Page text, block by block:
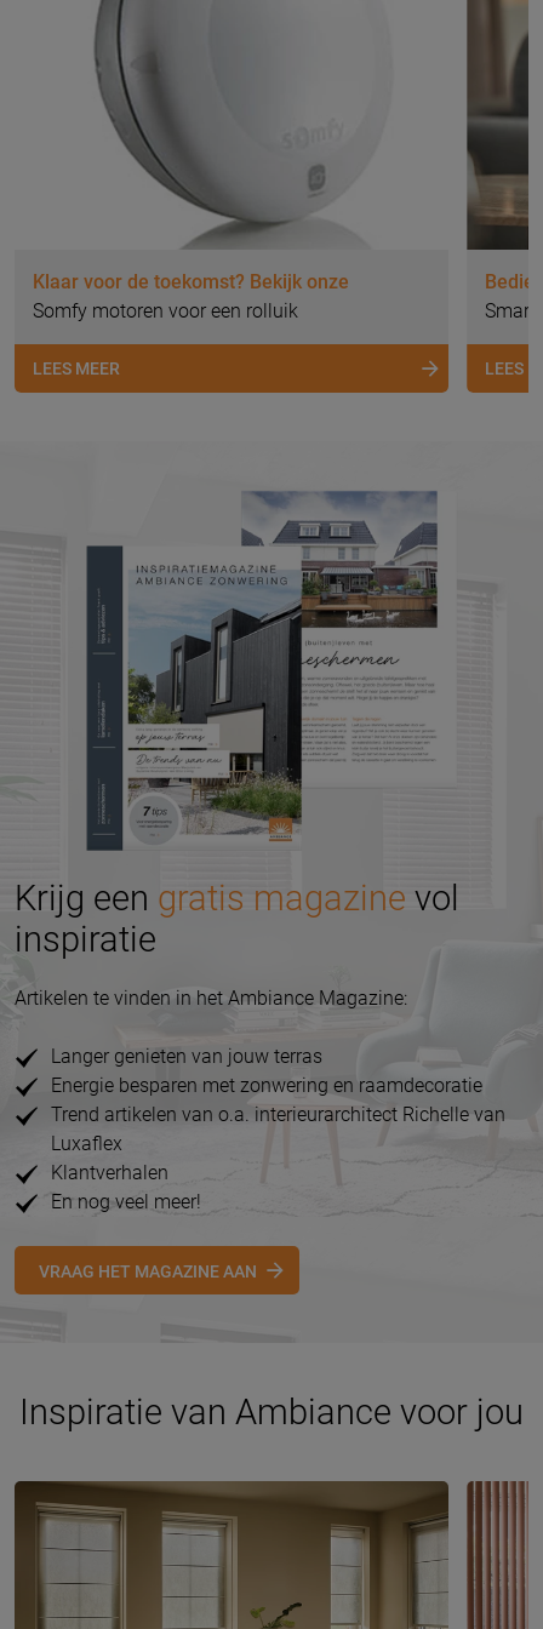
Klaar voor de toekomst? Bekijk onze
Somfy motoren voor een rolluik
LEES MEER LEES
Krijg een gratis magazine vol
inspiratie
Artikelen te vinden in het Ambiance Magazine:
Langer genieten van jouw terras
Energie besparen met zonwering en raamdecoratie
Trend artikelen van o.a. interieurarchitect Richelle van
Luxaflex
Klantverhalen
En nog veel meer!
VRAAG HET MAGAZINE AAN
Inspiratie van Ambiance voor jou